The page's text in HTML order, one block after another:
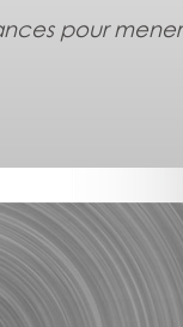
pour mener